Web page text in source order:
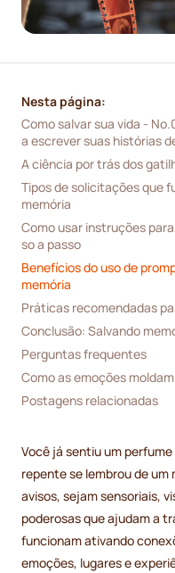
Nesta página:
Como salvar sua vida -
a escrever suas histórias
A ciência por trás dos
Tipos de solicitações que
memória
Como usar instruções
so a passo
Benefícios do uso de
memória
Práticas recomendadas
Conclusão: Salvando
Perguntas frequentes
Como as emoções
Postagens relacionadas
Você já sentiu um
repente se lembrou de
avisos, sejam sensoriais,
poderosas que ajudam a
funcionam ativando
emoções, lugares e